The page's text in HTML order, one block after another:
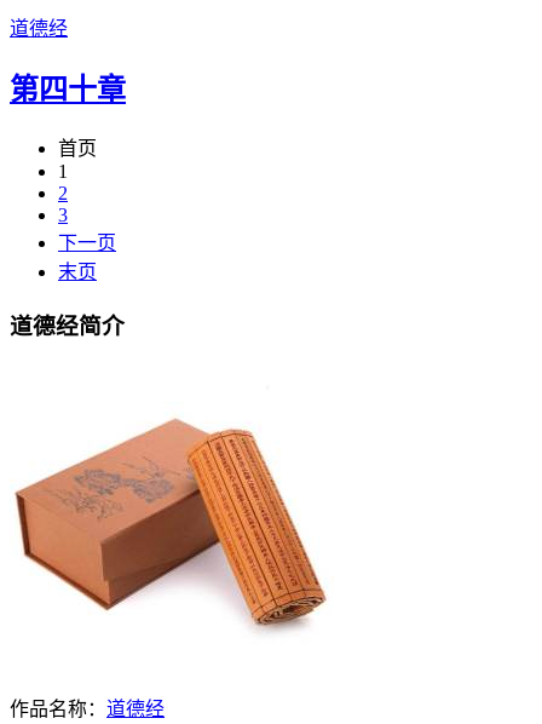
道德经
第四十章
首页
1
2
3
下一页
末页
道德经简介
作品名称： 道德经